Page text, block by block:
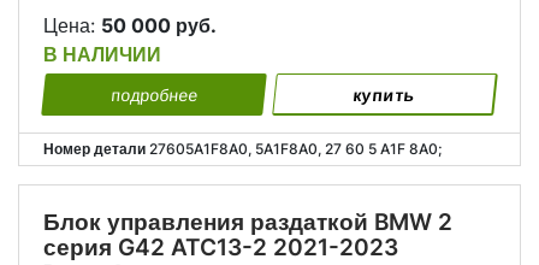
G28 Рестайлинг 2
Цена: 50 000 руб.
В НАЛИЧИИ
подробнее купить
Номер детали 27605A1F8A0, 5A1F8A0, 27 60 5 A1F 8A0;
Блок управления раздаткой BMW 2
серия G42 ATC13-2 2021-2023